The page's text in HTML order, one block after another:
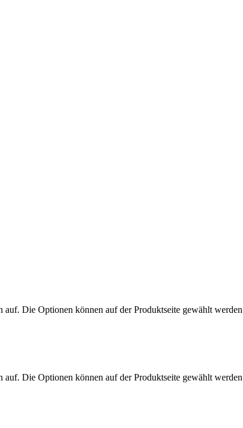
auf. Die Optionen können auf der Produktseite gewählt werden
auf. Die Optionen können auf der Produktseite gewählt werden